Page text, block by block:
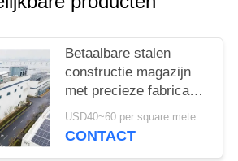
Betaalbare stalen
constructie magazijn
met precieze fabricage
en one-stop
leveringsoplossing
USD40~60 per square meter MOQ:1000 sqm
CONTACT